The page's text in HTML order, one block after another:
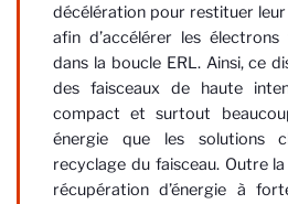
décélération pour restituer
afin d’accélérer les
dans la boucle ERL. Ainsi, ce
des faisceaux de haute
compact et surtout
énergie que les solutions
recyclage du faisceau. Outre
récupération d’énergie à